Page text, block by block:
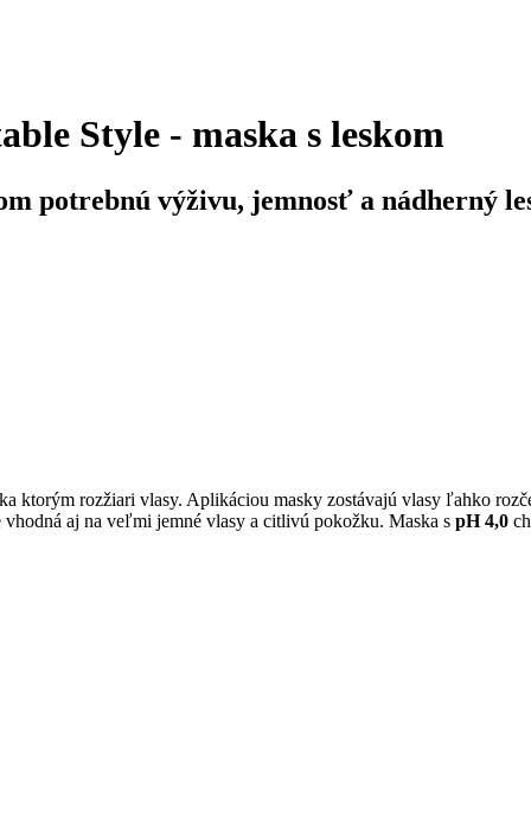
Style - maska s leskom
potrebnú výživu, jemnosť a nádherný
ktorým rozžiari vlasy. Aplikáciou masky zostávajú vlasy ľahko
aj na veľmi jemné vlasy a citlivú pokožku. Maska s pH 4,0